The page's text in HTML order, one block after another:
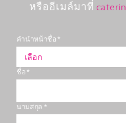
หรืออีเมล์มาที่
คำนำหน้าชื่อ *
เลือก
ชื่อ *
นามสกุล *